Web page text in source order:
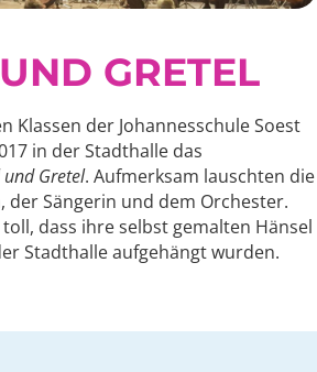
GRETEL
Klassen der Johannesschule Soest
in der Stadthalle das
Gretel. Aufmerksam lauschten die
der Sängerin und dem Orchester.
dass ihre selbst gemalten Hänsel
Stadthalle aufgehängt wurden.